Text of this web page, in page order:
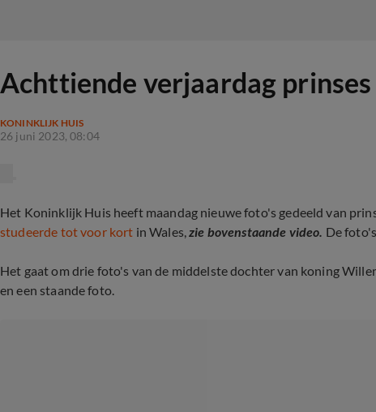
Achttiende verjaardag
KONINKLIJK HUIS
26 juni 2023, 08:04
Het Koninklijk Huis heeft maandag nieuwe foto's gedeeld van
studeerde tot voor kort in Wales,zie bovenstaande video. De
Het gaat om drie foto's van de middelste dochter van koning
en een staande foto.